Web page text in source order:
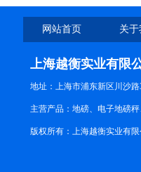
网站首页 关
上海越衡实业有限
地址：上海市浦东新区川沙路
主营产品：地磅、电子地磅
版权所有：上海越衡实业有